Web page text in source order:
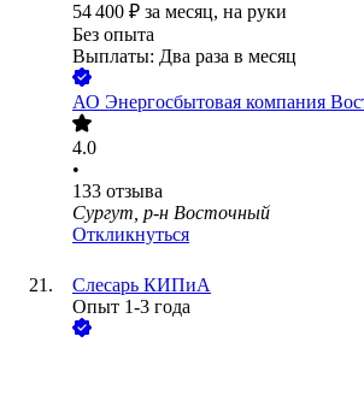
54 400 ₽ за месяц, на руки
Без опыта
Выплаты: Два раза в месяц
АО Энергосбытовая компания
4.0
•
133 отзыва
Сургут, р-н Восточный
Откликнуться
Слесарь КИПиА
Опыт 1-3 года